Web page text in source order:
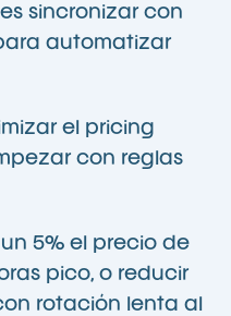
sincronizar con
automatizar
el pricing
con reglas
5% el precio de
pico, o reducir
rotación lenta al